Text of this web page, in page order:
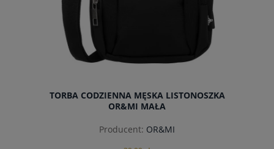
TORBA CODZIENNA MĘSKA LISTONOSZKA
OR&MI MAŁA
Producent: OR&MI